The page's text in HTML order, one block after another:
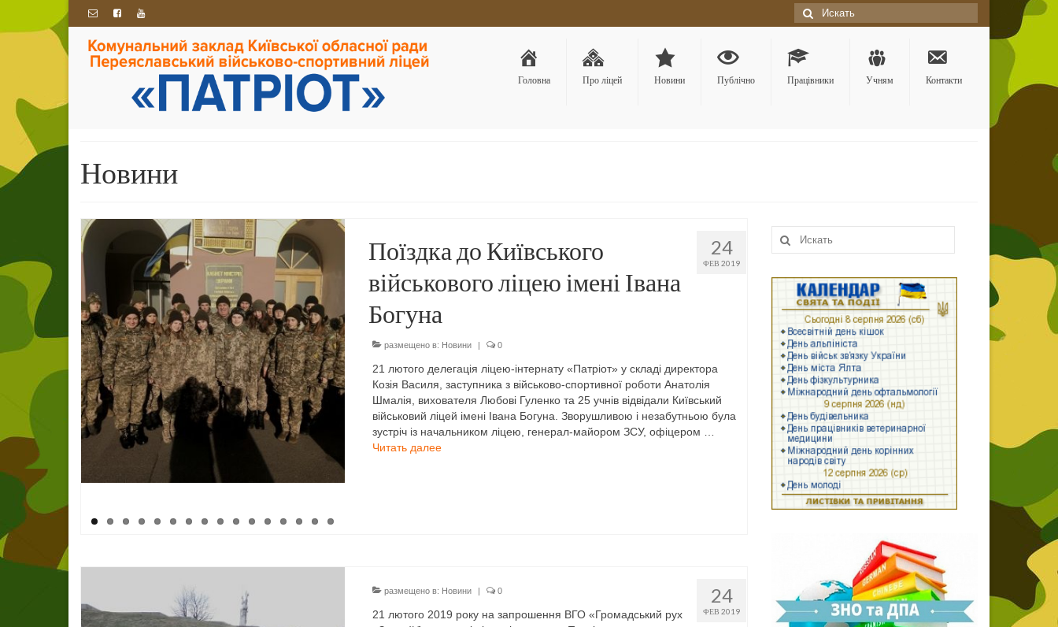
Искать:
Головна Про ліцей Новини Публічно Працівники Учням Контакти
Новини
24
ФЕВ 2019
Поїздка до Київського
військового ліцею імені Івана
Богуна
размещено в: Новини | 0
21 лютого делегація ліцею-інтернату «Патріот» у складі директора
Козія Василя, заступника з військово-спортивної роботи Анатолія
Шмалія, вихователя Любові Гуленко та 25 учнів відвідали Київський
військовий ліцей імені Івана Богуна. Зворушливою і незабутньою була
зустріч із начальником ліцею, генерал-майором ЗСУ, офіцером …
Читать далее
24
ФЕВ 2019
размещено в: Новини | 0
21 лютого 2019 року на запрошення ВГО «Громадський рух
Искать: